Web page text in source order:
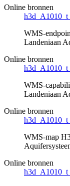
Online bronnen
WMS-
Landeniaan
Online bronnen
WMS-
Landeniaan
Online bronnen
WMS-map
Online bronnen